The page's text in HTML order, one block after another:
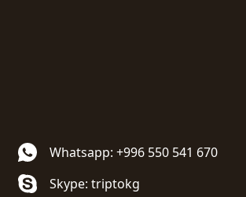
Whatsapp: +996 550 541 670
Skype: triptokg